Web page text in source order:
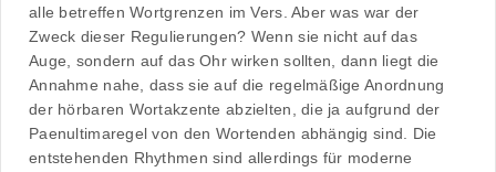
alle betreffen Wortgrenzen im Vers. Aber was war der
Zweck dieser Regulierungen? Wenn sie nicht auf das
Auge, sondern auf das Ohr wirken sollten, dann liegt die
Annahme nahe, dass sie auf die regelmäßige Anordnung
der hörbaren Wortakzente abzielten, die ja aufgrund der
Paenultimaregel von den Wortenden abhängig sind. Die
entstehenden Rhythmen sind allerdings für moderne